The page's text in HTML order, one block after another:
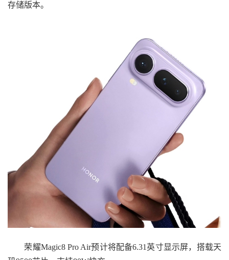
存储版本。
荣耀Magic8 Pro Air预计将配备6.31英寸显示屏，搭载天